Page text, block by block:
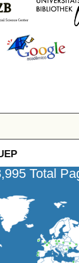
Total